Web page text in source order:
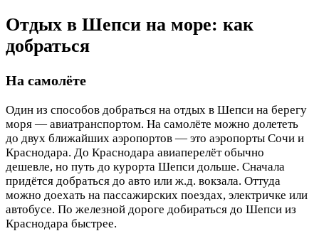
Отдых в Шепси на море: как
добраться
На самолёте
Один из способов добраться на отдых в Шепси на берегу
моря — авиатранспортом. На самолёте можно долететь
до двух ближайших аэропортов — это аэропорты Сочи и
Краснодара. До Краснодара авиаперелёт обычно
дешевле, но путь до курорта Шепси дольше. Сначала
придётся добраться до авто или ж.д. вокзала. Оттуда
можно доехать на пассажирских поездах, электричке или
автобусе. По железной дороге добираться до Шепси из
Краснодара быстрее.